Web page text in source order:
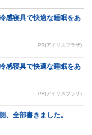
感寝具で快適な睡眠をあ
PR(アイリスプラザ)
感寝具で快適な睡眠をあ
PR(アイリスプラザ)
、全部書きました。